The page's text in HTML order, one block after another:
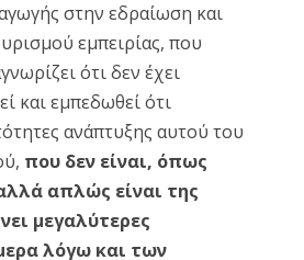
στην εδραίωση και
εμπειρίας, που
ότι δεν έχει
και εμπεδωθεί ότι
ανάπτυξης αυτού του
που δεν είναι, όπως
απλώς είναι της
μεγαλύτερες
λόγω και των